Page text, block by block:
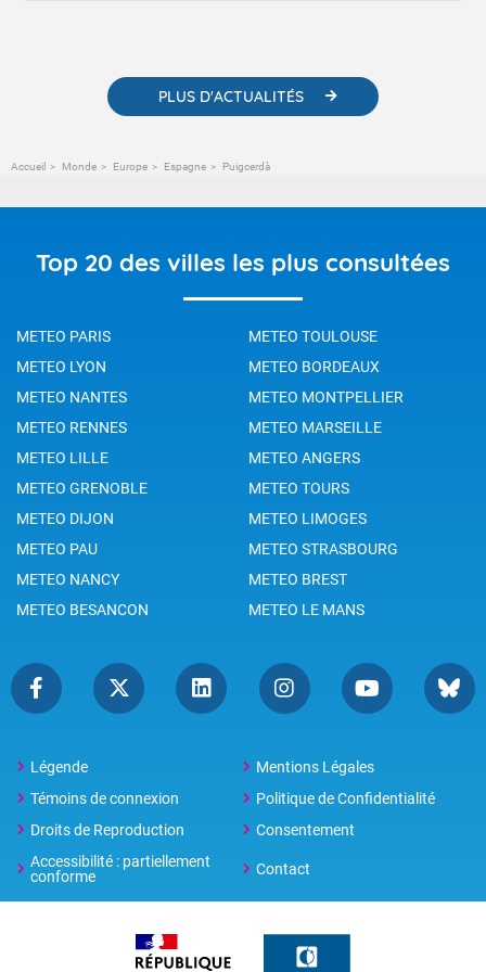
PLUS D'ACTUALITÉS
Accueil Monde Europe Espagne Puigcerdà
Top 20 des villes les plus consultées
METEO PARIS
METEO TOULOUSE
METEO LYON
METEO BORDEAUX
METEO NANTES
METEO MONTPELLIER
METEO RENNES
METEO MARSEILLE
METEO LILLE
METEO ANGERS
METEO GRENOBLE
METEO TOURS
METEO DIJON
METEO LIMOGES
METEO PAU
METEO STRASBOURG
METEO NANCY
METEO BREST
METEO BESANCON
METEO LE MANS
Légende
Mentions Légales
Témoins de connexion
Politique de Confidentialité
Droits de Reproduction
Consentement
Accessibilité : partiellement
conforme
Contact